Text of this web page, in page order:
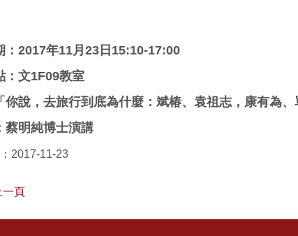
：2017年11月23日15:10-17:00
：文1F09教室
你說，去旅行到底為什麼：斌椿、袁祖志，康有為、
蔡明純博士演講
2017-11-23
頁